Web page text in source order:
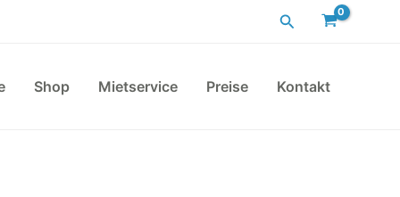
Suchen
Shop Mietservice Preise Kontakt